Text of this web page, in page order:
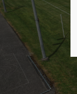
We
Mon -